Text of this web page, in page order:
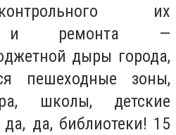
их
и ремонта —
дыры города,
пешеходные зоны,
школы, детские
да, библиотеки! 15